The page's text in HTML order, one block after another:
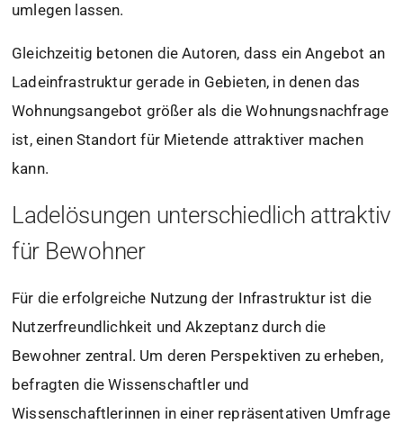
umlegen lassen.
Gleichzeitig betonen die Autoren, dass ein Angebot an
Ladeinfrastruktur gerade in Gebieten, in denen das
Wohnungsangebot größer als die Wohnungsnachfrage
ist, einen Standort für Mietende attraktiver machen
kann.
Ladelösungen unterschiedlich attraktiv
für Bewohner
Für die erfolgreiche Nutzung der Infrastruktur ist die
Nutzerfreundlichkeit und Akzeptanz durch die
Bewohner zentral. Um deren Perspektiven zu erheben,
befragten die Wissenschaftler und
Wissenschaftlerinnen in einer repräsentativen Umfrage